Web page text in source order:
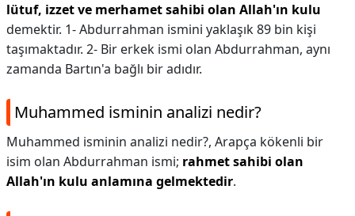
lütuf, izzet ve merhamet sahibi olan Allah'ın kulu
demektir. 1- Abdurrahman ismini yaklaşık 89 bin kişi
taşımaktadır. 2- Bir erkek ismi olan Abdurrahman, aynı
zamanda Bartın'a bağlı bir adıdır.
Muhammed isminin analizi nedir?
Muhammed isminin analizi nedir?, Arapça kökenli bir
isim olan Abdurrahman ismi; rahmet sahibi olan
Allah'ın kulu anlamına gelmektedir.